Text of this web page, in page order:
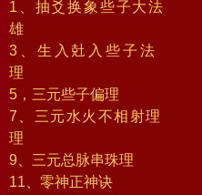
1、抽爻换象些子
雄
3、生入兙入些
理
5，三元些子偏理 6
7、三元水火不相
理
9、三元总脉串珠
11、零神正神诀